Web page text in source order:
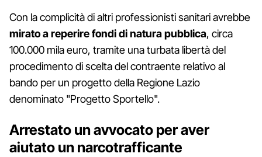
Con la complicità di altri professionisti sanitari avrebbe
mirato a reperire fondi di natura pubblica, circa
100.000 mila euro, tramite una turbata libertà del
procedimento di scelta del contraente relativo al
bando per un progetto della Regione Lazio
denominato "Progetto Sportello".
Arrestato un avvocato per aver
aiutato un narcotrafficante